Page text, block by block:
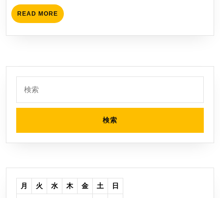
し
READ MORE READ
MORE
索:
月 火 水 木 金 土 日